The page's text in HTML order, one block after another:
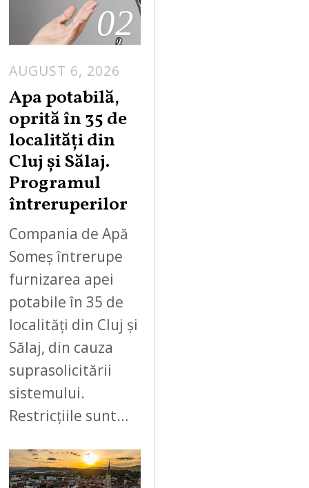
02
AUGUST 6, 2026
Apa potabilă,
oprită în 35 de
localități din
Cluj și Sălaj.
Programul
întreruperilor
Compania de Apă
Someș întrerupe
furnizarea apei
potabile în 35 de
localități din Cluj și
Sălaj, din cauza
suprasolicitării
sistemului.
Restricțiile sunt…